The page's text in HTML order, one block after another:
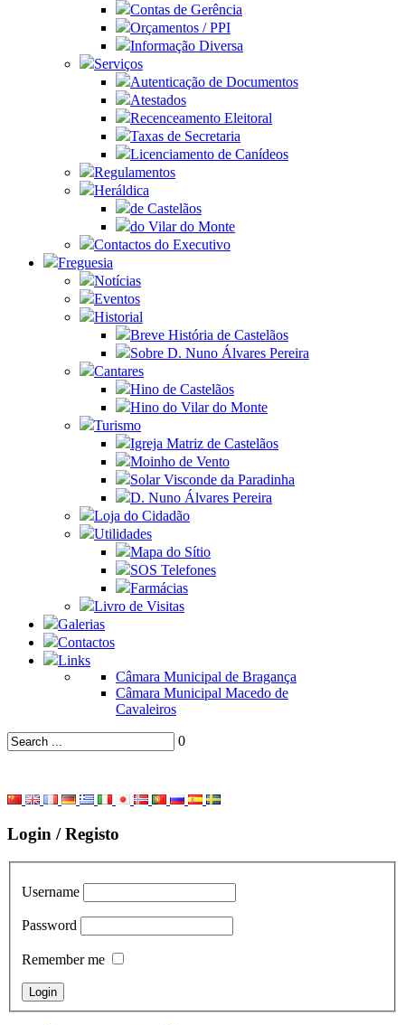
Contas de Gerência
Orçamentos / PPI
Informação Diversa
Serviços
Autenticação de Documentos
Atestados
Recenceamento Eleitoral
Taxas de Secretaria
Licenciamento de Canídeos
Regulamentos
Heráldica
de Castelãos
do Vilar do Monte
Contactos do Executivo
Freguesia
Notícias
Eventos
Historial
Breve História de Castelãos
Sobre D. Nuno Álvares Pereira
Cantares
Hino de Castelãos
Hino do Vilar do Monte
Turismo
Igreja Matriz de Castelãos
Moinho de Vento
Solar Visconde da Paradinha
D. Nuno Álvares Pereira
Loja do Cidadão
Utilidades
Mapa do Sítio
SOS Telefones
Farmácias
Livro de Visitas
Galerias
Contactos
Links
Câmara Municipal de Bragança
Câmara Municipal Macedo de
Cavaleiros
0
Login / Registo
Username
Password
Remember me